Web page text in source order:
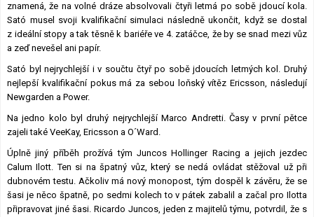
znamená, že na volné dráze absolvovali čtyři letmá po sobě jdoucí kola.
Sató musel svoji kvalifikační simulaci následně ukončit, když se dostal
z ideální stopy a tak těsně k bariéře ve 4. zatáčce, že by se snad mezi vůz
a zeď nevešel ani papír.
Sató byl nejrychlejší i v součtu čtyř po sobě jdoucích letmých kol. Druhý
nejlepší kvalifikační pokus má za sebou loňský vítěz Ericsson, následují
Newgarden a Power.
Na jedno kolo byl druhý nejrychlejší Marco Andretti. Časy v první pětce
zajeli také VeeKay, Ericsson a O´Ward.
Úplně jiný příběh prožívá tým Juncos Hollinger Racing a jejich jezdec
Calum Ilott. Ten si na špatný vůz, který se nedá ovládat stěžoval už při
dubnovém testu. Ačkoliv má nový monopost, tým dospěl k závěru, že se
šasi je něco špatně, po sedmi kolech to v pátek zabalil a začal pro Ilotta
připravovat jiné šasi. Ricardo Juncos, jeden z majitelů týmu, potvrdil, že s